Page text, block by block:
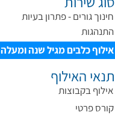
חינוך גורים - פתרון בעיות
התנהגות
אילוף כלבים מגיל שנה ומעלה
תנאי האילוף
אילוף בקבוצות
קורס פרטי